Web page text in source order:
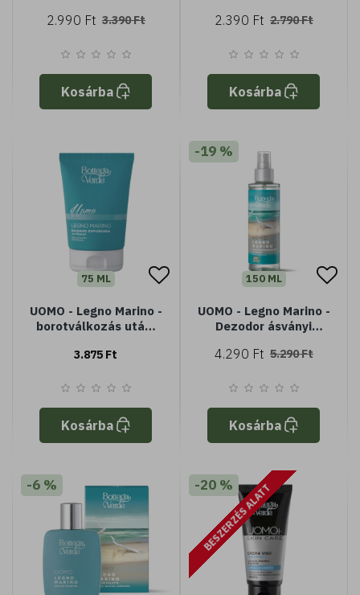
anyagokkal (200 ml) -
borotválkozás, arc,
2.990 Ft 3.390 Ft
Kosárba
tusfürdő (200 ml)
2.390 Ft 2.790 Ft
Kosárba
75 ML
UOMO - Legno Marino -
borotválkozás utáni
anyagokkal (75 ml)
3.875 Ft
Kosárba
-19 %
150 ML
UOMO - Legno Marino -
Dezodor ásványi
4.290 Ft 5.290 Ft
Kosárba
-6 % BESZERZÉS ALATT
-20 %